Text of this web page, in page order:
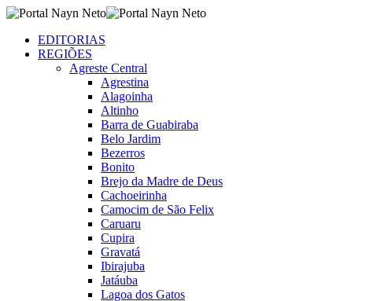
EDITORIAS
REGIÕES
Agreste Central
Agrestina
Alagoinha
Altinho
Barra de Guabiraba
Belo Jardim
Bezerros
Bonito
Brejo da Madre de Deus
Cachoeirinha
Camocim de São Felix
Caruaru
Cupira
Gravatá
Ibirajuba
Jatáuba
Lagoa dos Gatos